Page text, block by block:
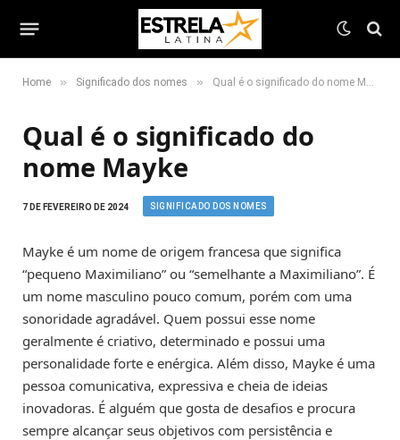
Home » Significado dos nomes » Qual é o significado do nome Mayke
Qual é o significado do
nome Mayke
7 DE FEVEREIRO DE 2024 SIGNIFICADO DOS NOMES
Mayke é um nome de origem francesa que significa
“pequeno Maximiliano” ou “semelhante a Maximiliano”. É
um nome masculino pouco comum, porém com uma
sonoridade agradável. Quem possui esse nome
geralmente é criativo, determinado e possui uma
personalidade forte e enérgica. Além disso, Mayke é uma
pessoa comunicativa, expressiva e cheia de ideias
inovadoras. É alguém que gosta de desafios e procura
sempre alcançar seus objetivos com persistência e